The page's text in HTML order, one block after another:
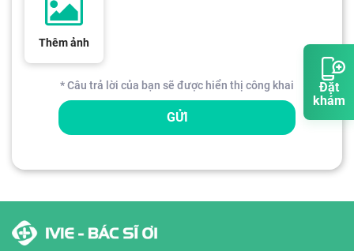
Đặt
khám
Thêm ảnh
* Câu trả lời của bạn sẽ được hiển thị công khai
GỬI